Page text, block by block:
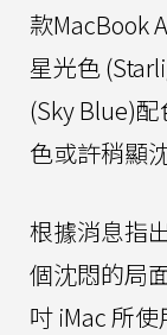
款MacBook
星光色
(Sky Blue)
色或許稍顯
根據消息指
個沈悶的局
吋 iMac 所